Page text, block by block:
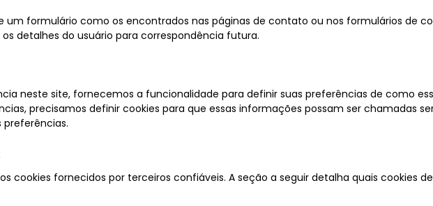
um formulário como os encontrados nas páginas de contato ou nos formulários de
detalhes do usuário para correspondência futura.
neste site, fornecemos a funcionalidade para definir suas preferências de como
precisamos definir cookies para que essas informações possam ser chamadas
cookies fornecidos por terceiros confiáveis. A seção a seguir detalha quais cookies